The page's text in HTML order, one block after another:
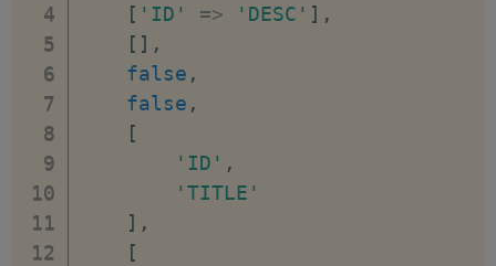
[ 'ID' => 'DESC' ] ,
[ ] ,
false ,
false ,
[
'ID' ,
'TITLE'
] ,
[